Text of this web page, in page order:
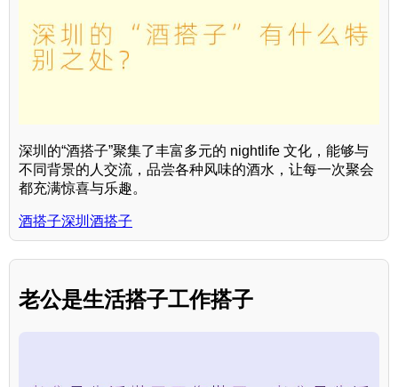
深圳的“酒搭子”聚集了丰富多元的 nightlife 文化，能够与
不同背景的人交流，品尝各种风味的酒水，让每一次聚会
都充满惊喜与乐趣。
酒搭子深圳酒搭子
老公是生活搭子工作搭子